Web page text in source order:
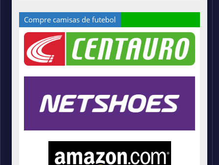
Compre camisas de futebol